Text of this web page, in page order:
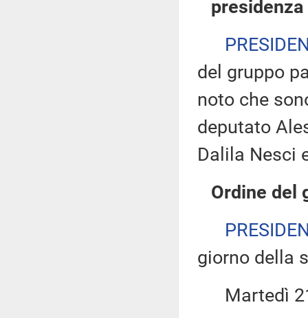
del gruppo
noto che
deputato
Dalila Nesci
Ordine del
giorno della
Martedì 21